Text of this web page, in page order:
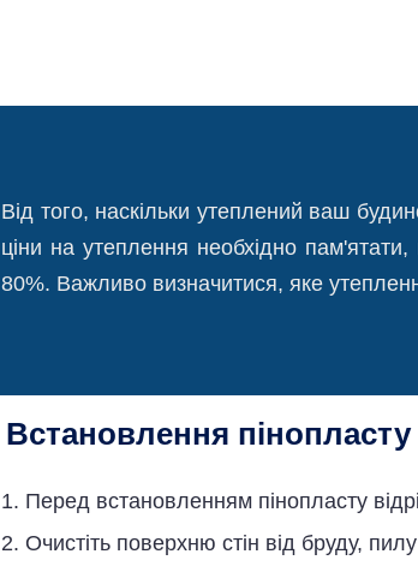
Від того, наскільки утеплений ваш
ціни на утеплення необхідно
80%. Важливо визначитися, яке
Встановлення пінопласту
1. Перед встановленням пінопласту
2. Очистіть поверхню стін від бруду,